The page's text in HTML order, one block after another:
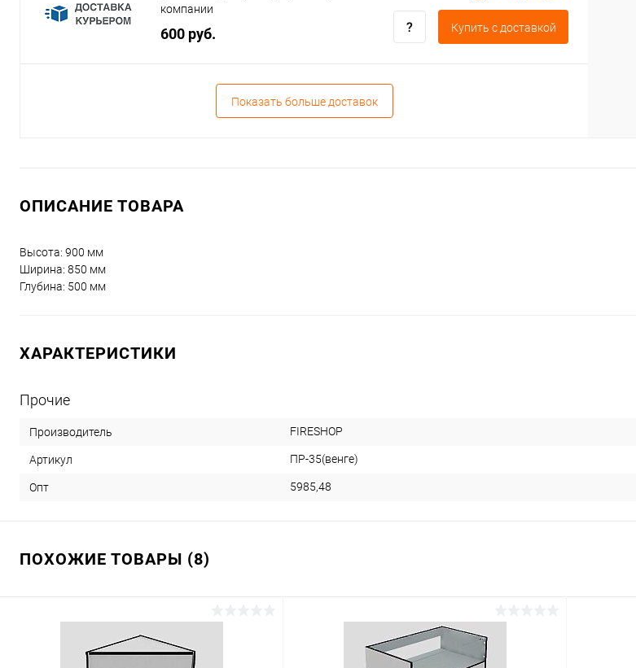
компании
600 руб. Купить c доставкой
Показать больше доставок
ОПИСАНИЕ ТОВАРА
Высота: 900 мм
Ширина: 850 мм
Глубина: 500 мм
ХАРАКТЕРИСТИКИ
Прочие
Производитель FIRESHOP
Артикул ПР-35(венге)
Опт 5985,48
ПОХОЖИЕ ТОВАРЫ (8)